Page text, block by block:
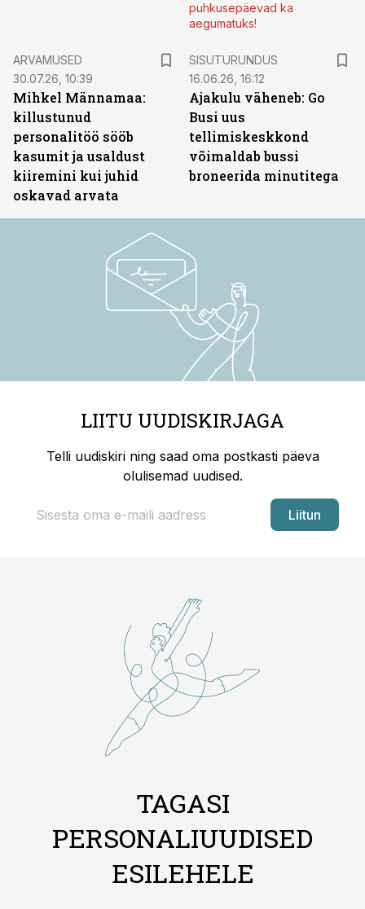
puhkusepäevad ka
aegumatuks!
ARVAMUSED
30.07.26, 10:39
Mihkel Männamaa:
killustunud
personalitöö sööb
kasumit ja usaldust
kiiremini kui juhid
oskavad arvata
SISUTURUNDUS
16.06.26, 16:12
Ajakulu väheneb: Go
Busi uus
tellimiskeskkond
võimaldab bussi
broneerida minutitega
LIITU UUDISKIRJAGA
Telli uudiskiri ning saad oma postkasti päeva
olulisemad uudised.
Liitun
TAGASI
PERSONALIUUDISED
ESILEHELE